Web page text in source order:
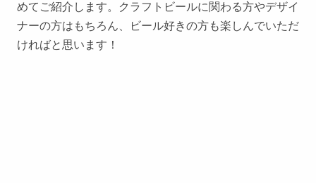
めてご紹介します。クラフトビールに関わる方やデザイ
ナーの方はもちろん、ビール好きの方も楽しんでいただ
ければと思います！